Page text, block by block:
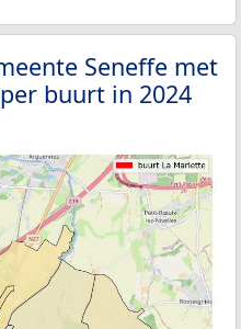
Seneffe met
buurt in 2024